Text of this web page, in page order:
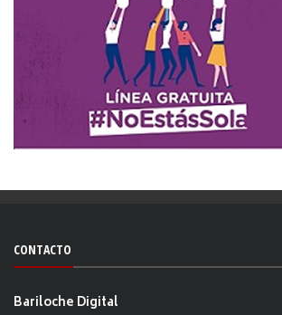
CONTACTO
Bariloche Digital